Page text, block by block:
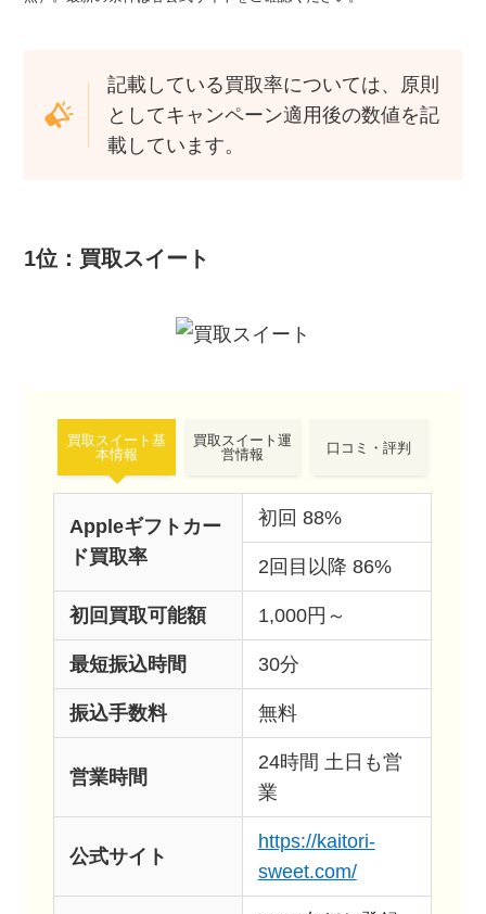
記載している買取率については、原則
としてキャンペーン適用後の数値を記
載しています。
1位：買取スイート
買取スイート基
本情報
買取スイート運
営情報
口コミ・評判
Appleギフトカー
ド買取率
初回 88%
2回目以降 86%
初回買取可能額 1,000円～
最短振込時間 30分
振込手数料 無料
営業時間
24時間 土日も営
業
公式サイト
https://kaitori-
sweet.com/